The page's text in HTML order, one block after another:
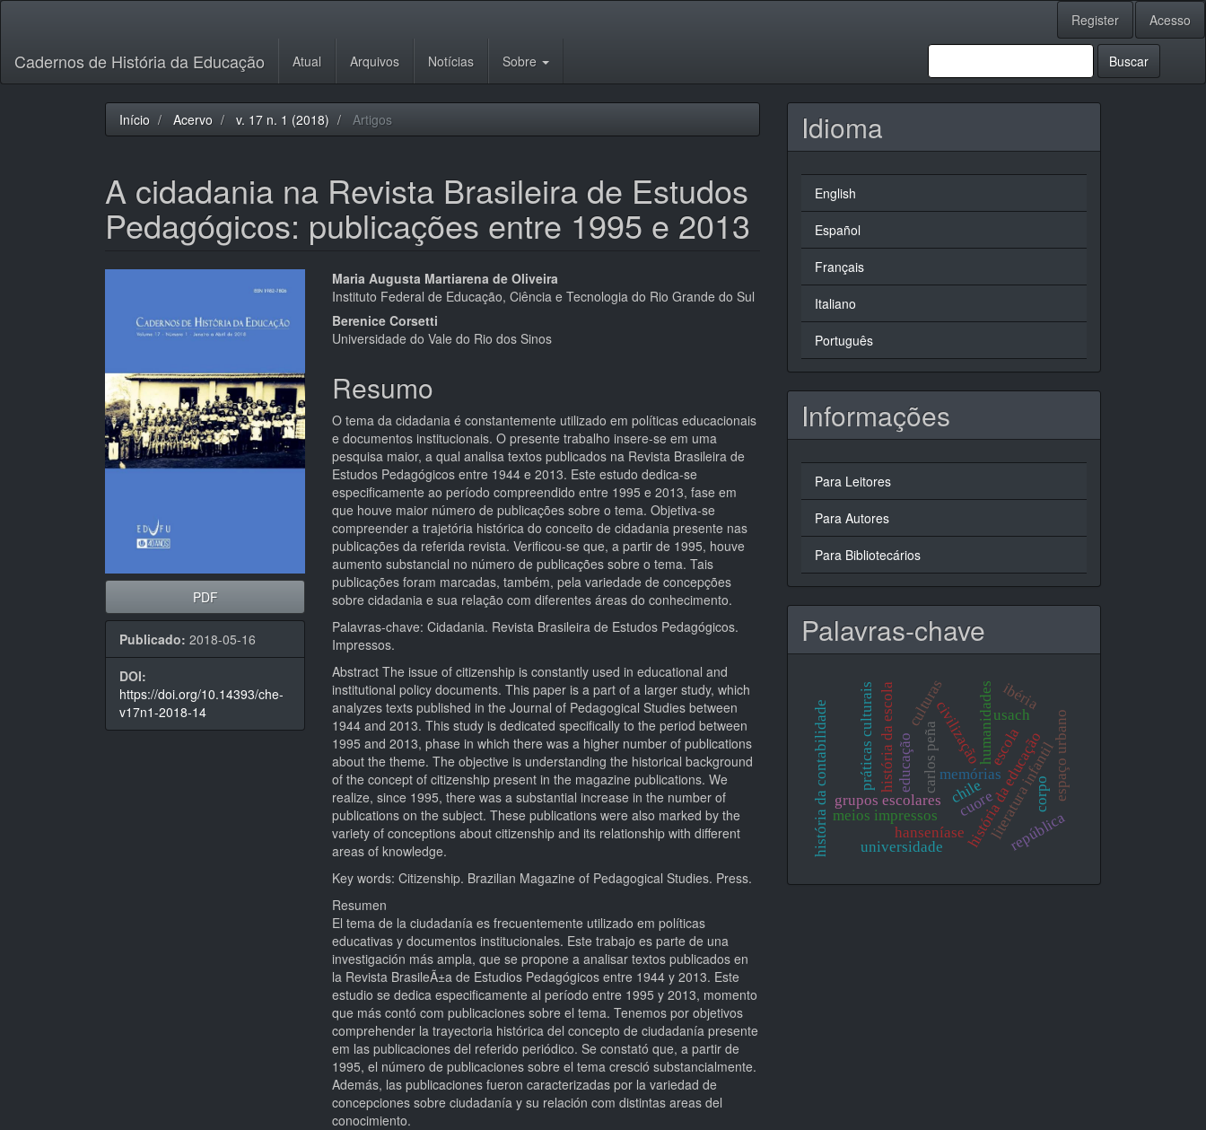
principal
Barra
Register Acesso
Cadernos de História da Educação Atual Arquivos Notícias Sobre Buscar
Início Acervo v. 17 n. 1 (2018) Artigos
A cidadania na Revista Brasileira de Estudos
Pedagógicos: publicações entre 1995 e 2013
lateral
artigos
PDF
Publicado: 2018-05-16
DOI:
https://doi.org/10.14393/che-
v17n1-2018-14
Conteúdo
do
artigo
principal
Maria Augusta Martiarena de Oliveira
Instituto Federal de Educação, Ciência e Tecnologia do Rio Grande do Sul
Berenice Corsetti
Universidade do Vale do Rio dos Sinos
Resumo
O tema da cidadania é constantemente utilizado em políticas educacionais
e documentos institucionais. O presente trabalho insere-se em uma
pesquisa maior, a qual analisa textos publicados na Revista Brasileira de
Estudos Pedagógicos entre 1944 e 2013. Este estudo dedica-se
especificamente ao período compreendido entre 1995 e 2013, fase em
que houve maior número de publicações sobre o tema. Objetiva-se
compreender a trajetória histórica do conceito de cidadania presente nas
publicações da referida revista. Verificou-se que, a partir de 1995, houve
aumento substancial no número de publicações sobre o tema. Tais
publicações foram marcadas, também, pela variedade de concepções
sobre cidadania e sua relação com diferentes áreas do conhecimento.
Palavras-chave: Cidadania. Revista Brasileira de Estudos Pedagógicos.
Impressos.
Abstract The issue of citizenship is constantly used in educational and
institutional policy documents. This paper is a part of a larger study, which
analyzes texts published in the Journal of Pedagogical Studies between
1944 and 2013. This study is dedicated specifically to the period between
1995 and 2013, phase in which there was a higher number of publications
about the theme. The objective is understanding the historical background
of the concept of citizenship present in the magazine publications. We
realize, since 1995, there was a substantial increase in the number of
publications on the subject. These publications were also marked by the
variety of conceptions about citizenship and its relationship with different
areas of knowledge.
Key words: Citizenship. Brazilian Magazine of Pedagogical Studies. Press.
Resumen
El tema de la ciudadanía es frecuentemente utilizado em políticas
educativas y documentos institucionales. Este trabajo es parte de una
investigación más ampla, que se propone a analisar textos publicados en
la Revista BrasileÃ±a de Estudios Pedagógicos entre 1944 y 2013. Este
estudio se dedica especificamente al período entre 1995 y 2013, momento
que más contó com publicaciones sobre el tema. Tenemos por objetivos
comprehender la trayectoria histórica del concepto de ciudadanía presente
em las publicaciones del referido periódico. Se constató que, a partir de
1995, el número de publicaciones sobre el tema cresció substancialmente.
Además, las publicaciones fueron caracterizadas por la variedad de
concepciones sobre ciudadanía y su relación com distintas areas del
conocimiento.
Idioma
English
Español
Français
Italiano
Português
Informações
Para Leitores
Para Autores
Para Bibliotecários
Palavras-chave
grupos escolares
memórias
carlos peña humanidades
história da contabilidade chile
usach
história da educação
meios impressos
história da escola literatura infantil
cuore
civilização
educação
hanseníase
corpo
república
espaço urbano
escola
práticas culturais
universidade
culturas ibéria